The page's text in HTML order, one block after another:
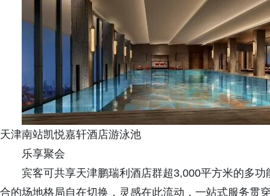
天津南站凯悦嘉轩酒店游泳池
乐享聚会
宾客可共享天津鹏瑞利酒店群超3,000平方米的多
合的场地格局自在切换，灵感在此流动，一站式服务贯